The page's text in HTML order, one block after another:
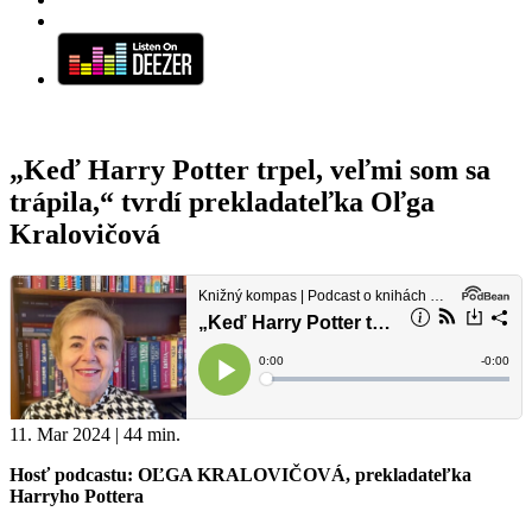
„Keď Harry Potter trpel, veľmi som sa
trápila,“ tvrdí prekladateľka Oľga
Kralovičová
11. Mar 2024 | 44 min.
Hosť podcastu: OĽGA KRALOVIČOVÁ, prekladateľka
Harryho Pottera